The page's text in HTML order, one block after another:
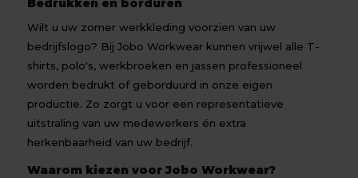
Bedrukken en borduren
Wilt u uw zomer werkkleding voorzien van uw
bedrijfslogo? Bij Jobo Workwear kunnen vrijwel alle T-
shirts, polo's, werkbroeken en jassen professioneel
worden bedrukt of geborduurd in onze eigen
productie. Zo zorgt u voor een representatieve
uitstraling van uw medewerkers én extra
herkenbaarheid van uw bedrijf.
Waarom kiezen voor Jobo Workwear?